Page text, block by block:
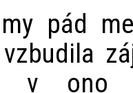
pád
v ono